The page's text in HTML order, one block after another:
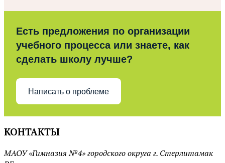
Есть предложения по организации
учебного процесса или знаете, как
сделать школу лучше?
Написать о проблеме
КОНТАКТЫ
МАОУ «Гимназия №4» городского округа г. Стерлитамак